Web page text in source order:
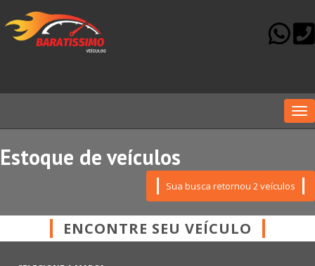
Estoque de veículos
Sua busca retornou 2 veículos
ENCONTRE SEU VEÍCULO